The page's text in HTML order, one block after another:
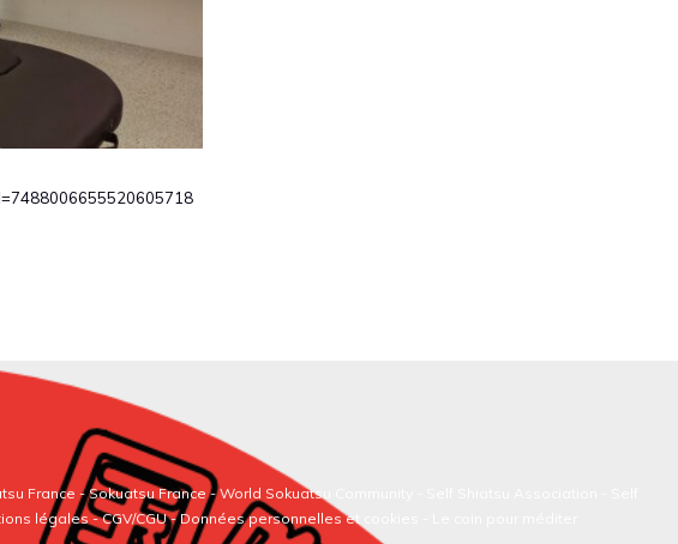
France -Sokuatsu France-World Sokuatsu Community
légales - CGV/CGU - Données personnelles et cookies -